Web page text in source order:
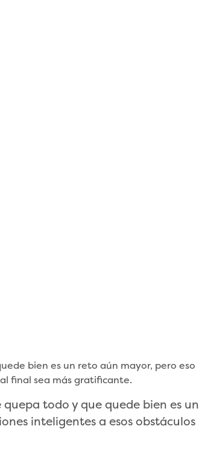
bien es un reto aún mayor, pero eso
final sea más gratificante.
todo y que quede bien es un
inteligentes a esos obstáculos